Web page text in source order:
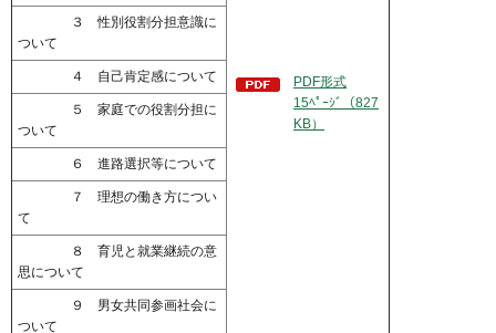
PDF形式
15ﾍﾟｰｼﾞ（827
KB）
３ 性別役割分担意識に
ついて
４ 自己肯定感について
５ 家庭での役割分担に
ついて
６ 進路選択等について
７ 理想の働き方につい
て
８ 育児と就業継続の意
思について
９ 男女共同参画社会に
ついて